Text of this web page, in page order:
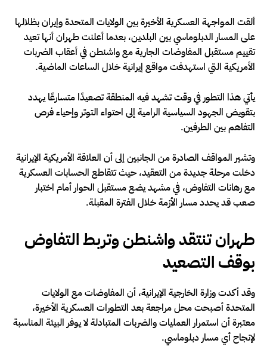
ألقت المواجهة العسكرية الأخيرة بين الولايات المتحدة وإيران بظلالها
على المسار الدبلوماسي بين البلدين، بعدما أعلنت طهران أنها تعيد
تقييم مستقبل المفاوضات الجارية مع واشنطن في أعقاب الضربات
الأمريكية التي استهدفت مواقع إيرانية خلال الساعات الماضية.
يأتي هذا التطور في وقت تشهد فيه المنطقة تصعيدًا متسارعًا يهدد
بتقويض الجهود السياسية الرامية إلى احتواء التوتر وإحياء فرص
التفاهم بين الطرفين.
وتشير المواقف الصادرة من الجانبين إلى أن العلاقة الأمريكية الإيرانية
دخلت مرحلة جديدة من التعقيد، حيث تتقاطع الحسابات العسكرية
مع رهانات التفاوض، في مشهد يضع مستقبل الحوار أمام اختبار
صعب قد يحدد مسار الأزمة خلال الفترة المقبلة.
طهران تنتقد واشنطن وتربط التفاوض
بوقف التصعيد
وقد أكدت وزارة الخارجية الإيرانية، أن المفاوضات مع الولايات
المتحدة أصبحت محل مراجعة بعد التطورات العسكرية الأخيرة،
معتبرة أن استمرار العمليات والضربات المتبادلة لا يوفر البيئة المناسبة
لإنجاح أي مسار دبلوماسي.